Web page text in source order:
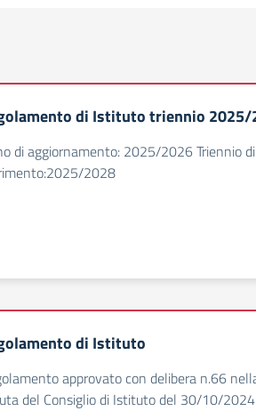
di Istituto triennio 2025/
di aggiornamento: 2025/2026 Triennio di
2028
di Istituto
approvato con delibera n.66
del Consiglio di Istituto del 30/10/2024